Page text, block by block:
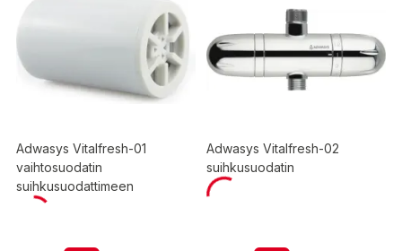
Adwasys Vitalfresh-01
vaihtosuodatin
suihkusuodattimeen
Adwasys Vitalfresh-02
suihkusuodatin